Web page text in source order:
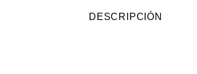
DESCRIPCIÓN